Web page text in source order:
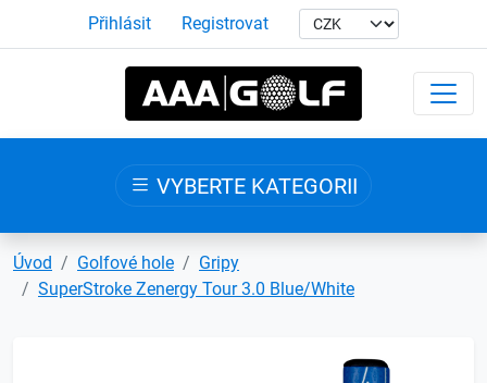
Přihlásit Registrovat
VYBERTE KATEGORII
Úvod Golfové hole
Gripy
SuperStroke Zenergy Tour 3.0 Blue/White